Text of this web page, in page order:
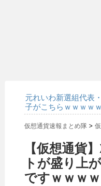
元れいわ新選組代表
子がこちらｗｗｗｗｗ
仮想通貨速報まとめ隊 >
【仮想通貨
トが盛り上
ですｗｗｗｗ